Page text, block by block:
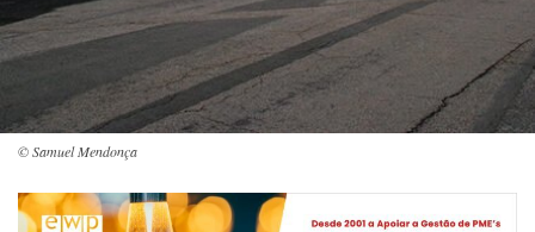
© Samuel Mendonça